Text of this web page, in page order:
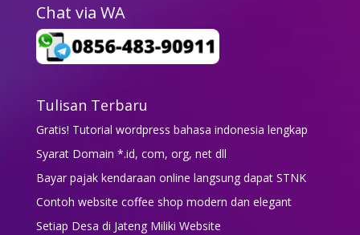
Chat via WA
Tulisan Terbaru
Gratis! Tutorial wordpress bahasa indonesia lengkap
Syarat Domain *.id, com, org, net dll
Bayar pajak kendaraan online langsung dapat STNK
Contoh website coffee shop modern dan elegant
Setiap Desa di Jateng Miliki Website